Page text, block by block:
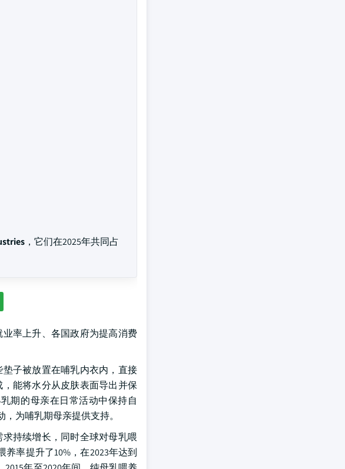
，它们在2025年共同占
率上升、各国政府为提高消费
子被放置在哺乳内衣内，直接
能将水分从皮肤表面导出并保
期的母亲在日常活动中保持自
为哺乳期母亲提供支持。
持续增长，同时全球对母乳喂
率提升了10%，在2023年达到